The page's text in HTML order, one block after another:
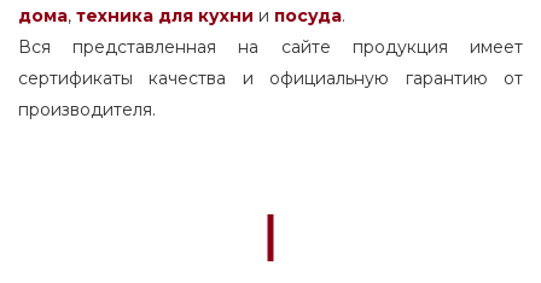
дома, техника для кухни и посуда.
Вся представленная на сайте продукция имеет
сертификаты качества и официальную гарантию от
производителя.